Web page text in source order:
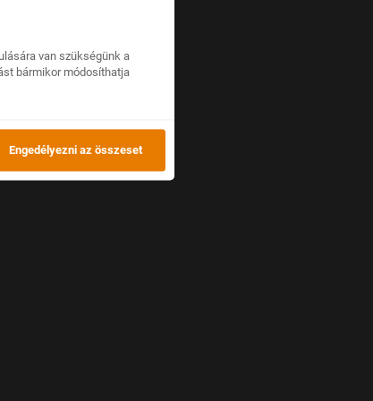
van szükségünk a
bármikor módosíthatja
Engedélyezni az összeset